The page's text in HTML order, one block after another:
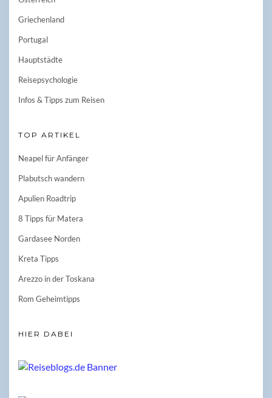
Griechenland
Portugal
Hauptstädte
Reisepsychologie
Infos & Tipps zum Reisen
TOP ARTIKEL
Neapel für Anfänger
Plabutsch wandern
Apulien Roadtrip
8 Tipps für Matera
Gardasee Norden
Kreta Tipps
Arezzo in der Toskana
Rom Geheimtipps
HIER DABEI